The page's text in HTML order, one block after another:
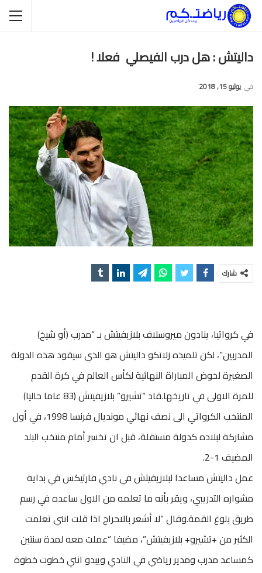
داليتش : هل درب الفيصلي فعلا !
في يوليو 15, 2018
شارك
في كرواتيا، ينادون ميروسلاف بلازيفيتش بـ “مدرب (أو شيخ)
المدربين”، لكن تلميذه زلاتكو داليتش هو الذي سيقود هذه الدولة
الصغيرة لخوض المباراة النهائية لكأس العالم في كرة القدم
للمرة الاولى في تاريخها.قاد “تشيرو” بلازيفيتش (83 عاما حاليا)
المنتخب الكرواتي الى نصف نهائي مونديال فرنسا 1998، في أول
مشاركة لبلاده كدولة مستقلة، قبل ان تخسر أمام منتخب البلد
المضيف 1-2.
عمل داليتش مساعدا لبلازيفيتش في نادي فارتيكس في بداية
مشواره التدريبي، ويقر بأنه ما تعلمه من الاول ساعده في رسم
طريق بلوغ القمة.وقال “لا أشعر بالاحراج اذا قلت انني تعلمت
الكثير من +تشيرو+ بلازيفيتش”، مضيفا “عملت معه لمدة سنتين
كمساعد مدرب ومدير رياضي في النادي ويبدو انني خطوت خطوة